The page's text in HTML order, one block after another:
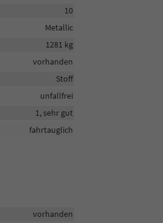
10
Metallic
1281 kg
vorhanden
Stoff
unfallfrei
1, sehr gut
fahrtauglich
vorhanden